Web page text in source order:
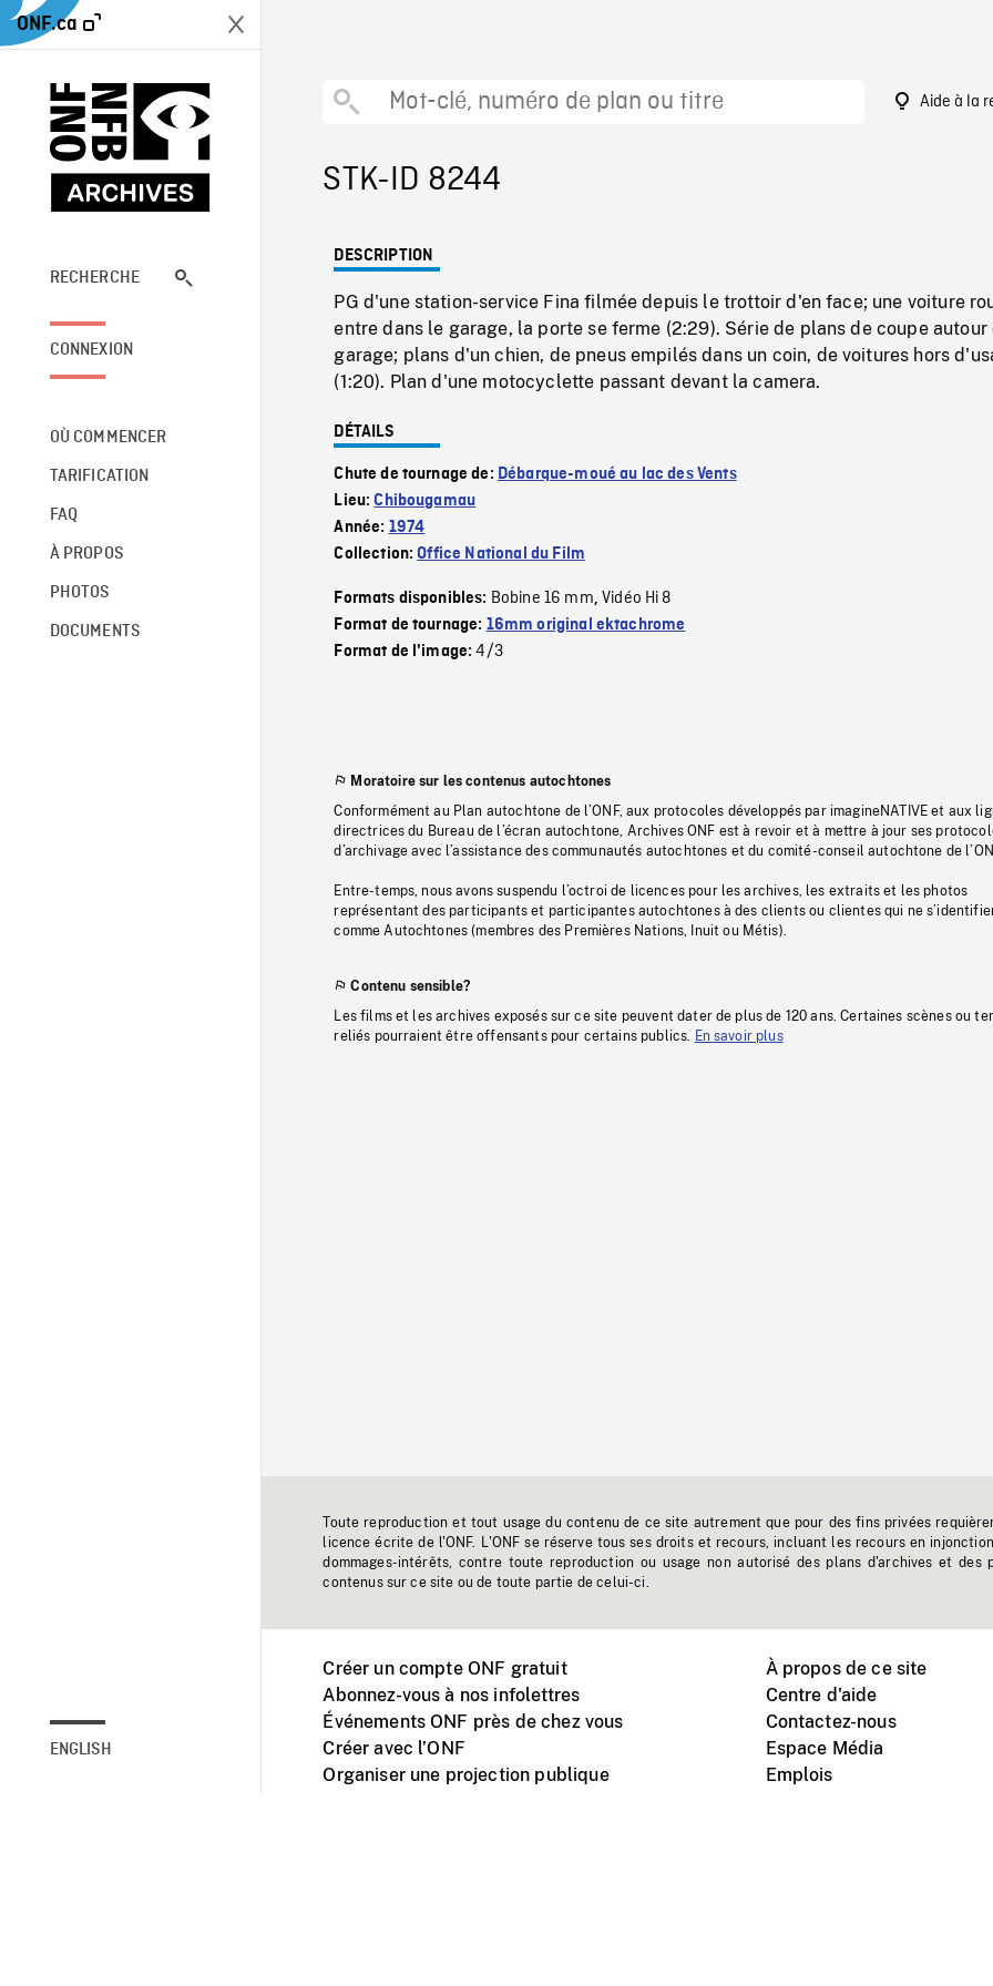
ONF.ca
RECHERCHE
CONNEXION
OÙ COMMENCER
TARIFICATION
FAQ
À PROPOS
PHOTOS
DOCUMENTS
ENGLISH
Aide à la
STK-ID 8244
DESCRIPTION
PG d'une station-service Fina filmée depuis le trottoir d'en face; une voiture
entre dans le garage, la porte se ferme (2:29). Série de plans de coupe autour
garage; plans d'un chien, de pneus empilés dans un coin, de voitures hors
(1:20). Plan d'une motocyclette passant devant la camera.
DÉTAILS
Chute de tournage de: Débarque-moué au lac des Vents
Lieu:Chibougamau
Année: 1974
Collection:Office National du Film
Formats disponibles: Bobine 16 mm,Vidéo Hi 8
Format de tournage: 16mm original ektachrome
Format de l'image:4/3
Moratoire sur les contenus autochtones
Conformément au Plan autochtone de l’ONF, aux protocoles développés par imagineNATIVE et aux
directrices du Bureau de l’écran autochtone, Archives ONF est à revoir et à mettre à jour ses
d’archivage avec l’assistance des communautés autochtones et du comité-conseil autochtone de
Entre-temps, nous avons suspendu l’octroi de licences pour les archives, les extraits et les photos
représentant des participants et participantes autochtones à des clients ou clientes qui ne
comme Autochtones (membres des Premières Nations, Inuit ou Métis).
Contenu sensible?
Les films et les archives exposés sur ce site peuvent dater de plus de 120 ans. Certaines scènes ou
reliés pourraient être offensants pour certains publics. En savoir plus
Toute reproduction et tout usage du contenu de ce site autrement que pour des fins privées
licence écrite de l'ONF. L'ONF se réserve tous ses droits et recours, incluant les recours en
dommages-intérêts, contre toute reproduction ou usage non autorisé des plans d'archives et des
contenus sur ce site ou de toute partie de celui-ci.
Créer un compte ONF gratuit
Abonnez-vous à nos infolettres
Événements ONF près de chez vous
Créer avec l’ONF
Organiser une projection publique
À propos de ce site
Centre d'aide
Contactez-nous
Espace Média
Emplois